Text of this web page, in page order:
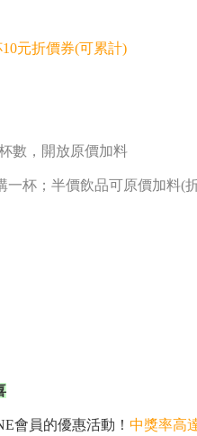
元折價券(可累計)
數，開放原價加料
一杯；半價飲品可原價加料(
會員的優惠活動！ 中獎率高